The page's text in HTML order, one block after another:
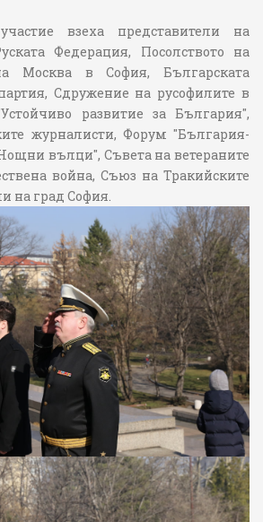
взеха представители на
Федерация, Посолството на
Москва в София, Българската
Сдружение на русофилите в
развитие за България",
журналисти, Форум "България-
вълци", Съвета на ветераните
война, Съюз на Тракийските
на град София.